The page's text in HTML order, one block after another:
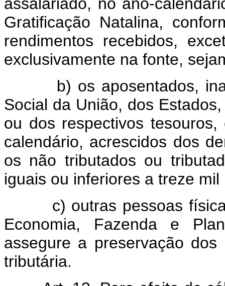
Gratificação Natalina,
rendimentos recebidos,
exclusivamente na fonte,
b) os aposentados,
Social da União, dos
ou dos respectivos
calendário, acrescidos dos
os não tributados ou
iguais ou inferiores a treze mil
c) outras pessoas físicas
Economia, Fazenda e
assegure a preservação
tributária.